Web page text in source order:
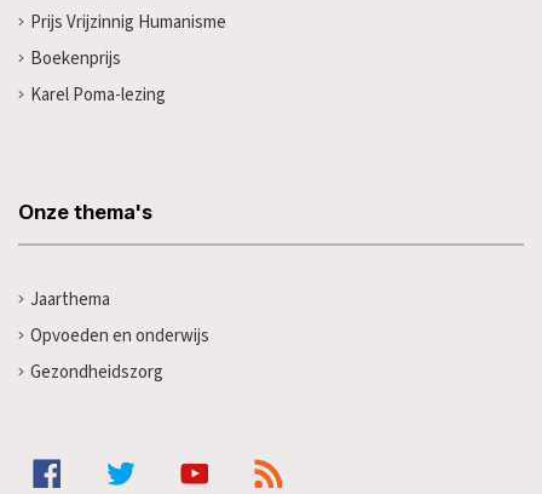
Prijs Vrijzinnig Humanisme
Boekenprijs
Karel Poma-lezing
Onze thema's
Jaarthema
Opvoeden en onderwijs
Gezondheidszorg